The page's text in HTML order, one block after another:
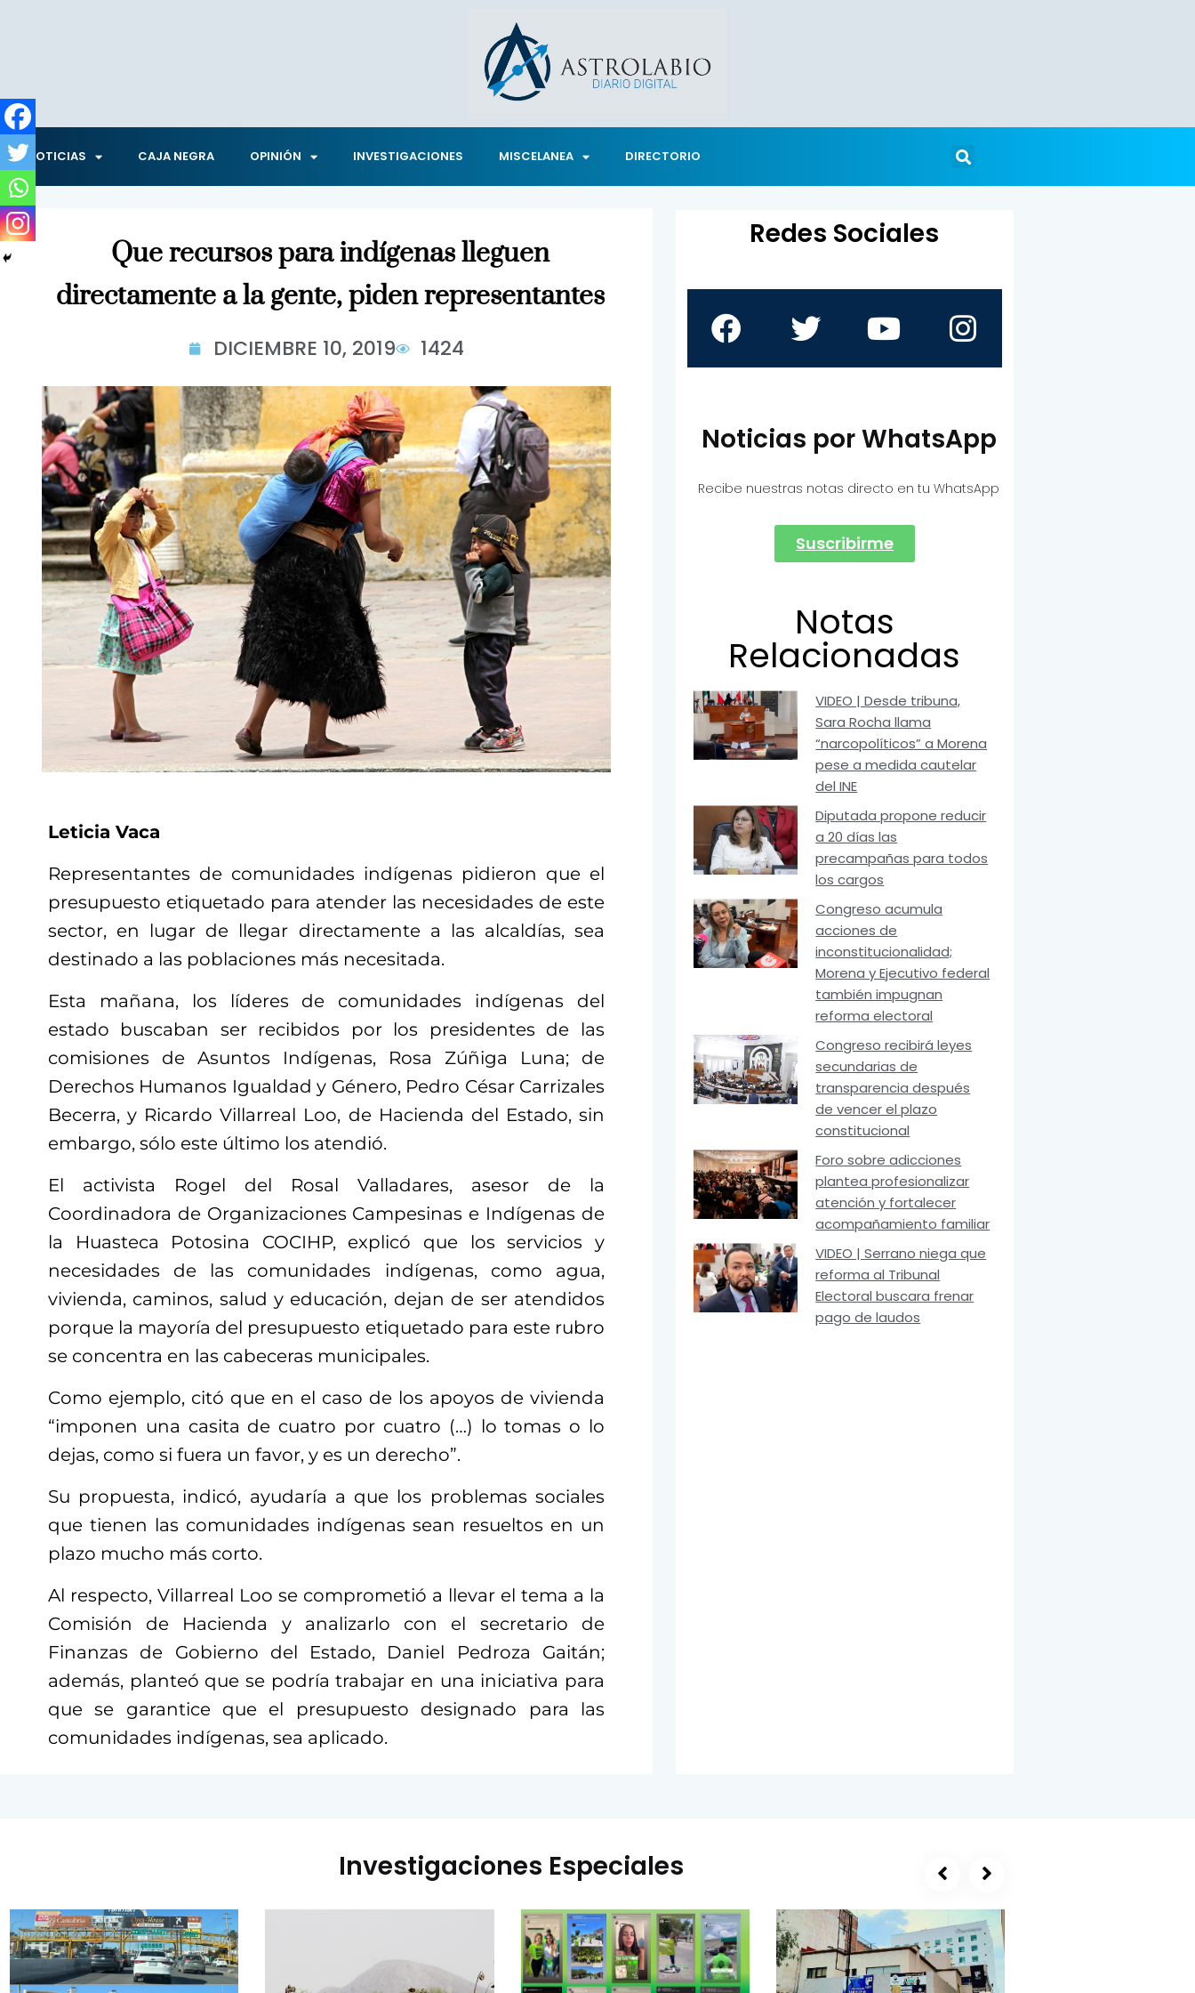
NOTICIAS CAJA NEGRA OPINIÓN INVESTIGACIONES MISCELANEA DIRECTORIO
Que recursos para indígenas lleguen
directamente a la gente, piden representantes
DICIEMBRE 10, 2019 1424
Leticia Vaca
Representantes de comunidades indígenas pidieron que el
presupuesto etiquetado para atender las necesidades de este
sector, en lugar de llegar directamente a las alcaldías, sea
destinado a las poblaciones más necesitada.
Esta mañana, los líderes de comunidades indígenas del
estado buscaban ser recibidos por los presidentes de las
comisiones de Asuntos Indígenas, Rosa Zúñiga Luna; de
Derechos Humanos Igualdad y Género, Pedro César Carrizales
Becerra, y Ricardo Villarreal Loo, de Hacienda del Estado, sin
embargo, sólo este último los atendió.
El activista Rogel del Rosal Valladares, asesor de la
Coordinadora de Organizaciones Campesinas e Indígenas de
la Huasteca Potosina COCIHP, explicó que los servicios y
necesidades de las comunidades indígenas, como agua,
vivienda, caminos, salud y educación, dejan de ser atendidos
porque la mayoría del presupuesto etiquetado para este rubro
se concentra en las cabeceras municipales.
Como ejemplo, citó que en el caso de los apoyos de vivienda
“imponen una casita de cuatro por cuatro (…) lo tomas o lo
dejas, como si fuera un favor, y es un derecho”.
Su propuesta, indicó, ayudaría a que los problemas sociales
que tienen las comunidades indígenas sean resueltos en un
plazo mucho más corto.
Al respecto, Villarreal Loo se comprometió a llevar el tema a la
Comisión de Hacienda y analizarlo con el secretario de
Finanzas de Gobierno del Estado, Daniel Pedroza Gaitán;
además, planteó que se podría trabajar en una iniciativa para
que se garantice que el presupuesto designado para las
comunidades indígenas, sea aplicado.
Redes Sociales
Noticias por WhatsApp
Recibe nuestras notas directo en tu WhatsApp
Suscribirme
Notas
Relacionadas
VIDEO | Desde tribuna,
Sara Rocha llama
“narcopolíticos” a Morena
pese a medida cautelar
del INE
Diputada propone reducir
a 20 días las
precampañas para todos
los cargos
Congreso acumula
acciones de
inconstitucionalidad;
Morena y Ejecutivo federal
también impugnan
reforma electoral
Congreso recibirá leyes
secundarias de
transparencia después
de vencer el plazo
constitucional
Foro sobre adicciones
plantea profesionalizar
atención y fortalecer
acompañamiento familiar
VIDEO | Serrano niega que
reforma al Tribunal
Electoral buscara frenar
pago de laudos
Investigaciones Especiales